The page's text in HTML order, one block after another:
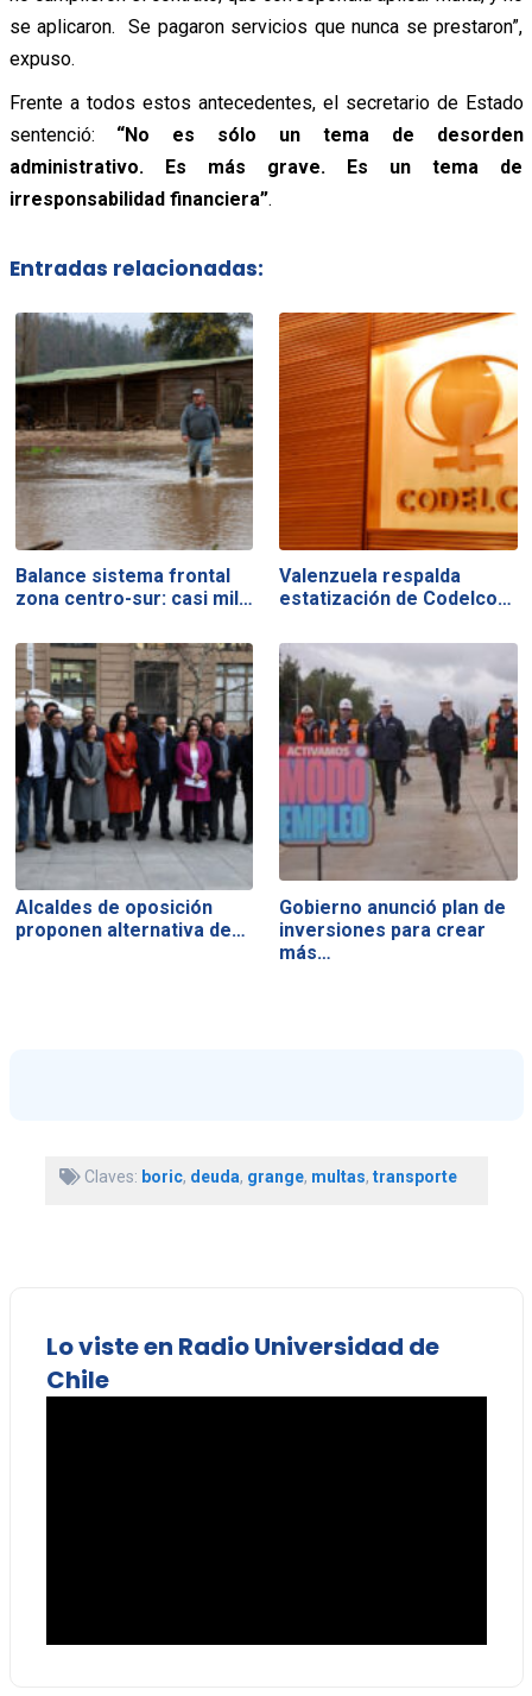
se aplicaron. Se pagaron servicios que nunca se prestaron”,
expuso.
Frente a todos estos antecedentes, el secretario de Estado
sentenció: “No es sólo un tema de desorden
administrativo. Es más grave. Es un tema de
irresponsabilidad financiera”.
Entradas relacionadas:
Balance sistema frontal
zona centro-sur: casi mil…
Valenzuela respalda
estatización de Codelco…
Alcaldes de oposición
proponen alternativa de…
Gobierno anunció plan de
inversiones para crear
más…
Claves: boric, deuda, grange, multas, transporte
Lo viste en Radio Universidad de
Chile